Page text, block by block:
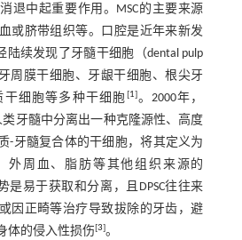
退中起重要作用。MSC的主要来源
或脐带组织等。口腔是近年来新发
陆续发现了牙髓干细胞（dental pulp
牙周膜干细胞、牙龈干细胞、根尖牙
细胞等多种干细胞 [1]。2000年，
牙髓中分离出一种克隆源性、高度
-牙髓复合体的干细胞，将其定义为
外周血、脂肪等其他组织来源的
是易于获取和分离，且DPSC往往来
因正畸等治疗导致拔除的牙齿，避
体的侵入性损伤[3]。